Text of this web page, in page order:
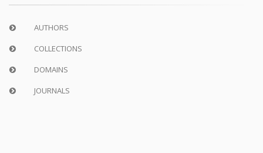
AUTHORS
COLLECTIONS
DOMAINS
JOURNALS